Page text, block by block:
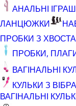
АНАЛЬНІ
ЛАНЦЮЖКИ
ПРОБКИ З
ПРОБКИ,
ВАГІНАЛЬНІ
КУЛЬКИ З
ВАГІНАЛЬНІ